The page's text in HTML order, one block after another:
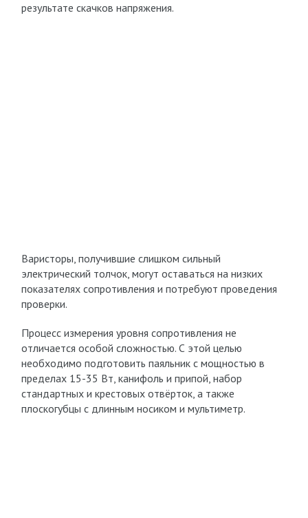
результате скачков напряжения.
Варисторы, получившие слишком сильный
электрический толчок, могут оставаться на низких
показателях сопротивления и потребуют проведения
проверки.
Процесс измерения уровня сопротивления не
отличается особой сложностью. С этой целью
необходимо подготовить паяльник с мощностью в
пределах 15-35 Вт, канифоль и припой, набор
стандартных и крестовых отвёрток, а также
плоскогубцы с длинным носиком и мультиметр.